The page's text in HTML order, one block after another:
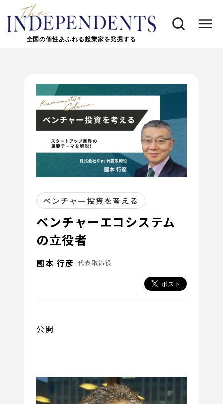
全国の個性あふれる起業家を発掘する
ベンチャー投資を考える
ベンチャーエコシステム
の立役者
國本 行彦 代表取締役
公開